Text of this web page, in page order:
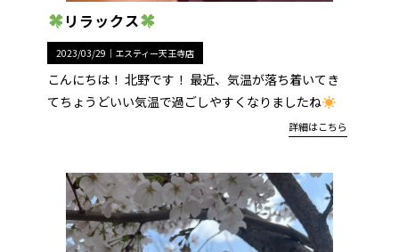
リラックス
2023/03/29｜ エスティー天王寺店
こんにちは！ 北野です！ 最近、気温が落ち着いてき
てちょうどいい気温で過ごしやすくなりましたね
詳細はこちら